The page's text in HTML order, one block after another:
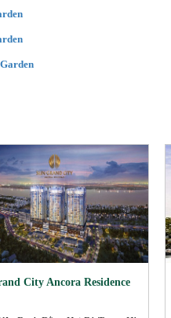
City Ancora Residence